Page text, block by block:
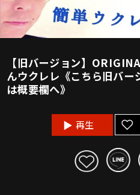
【旧バージョン】
んウクレレ《こちら旧バ
は概要欄へ》
再生